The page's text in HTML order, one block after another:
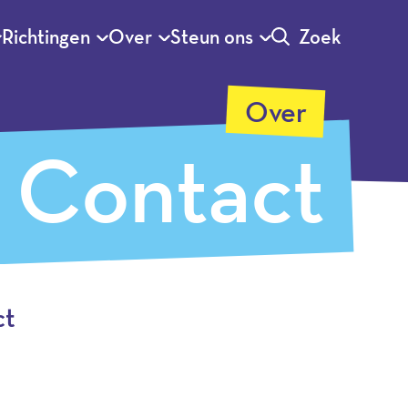
Richtingen Over Steun ons Zoek
Over
Contact